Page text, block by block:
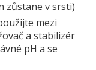
zůstane v srsti)
mezi
a stabilizér
pH a se